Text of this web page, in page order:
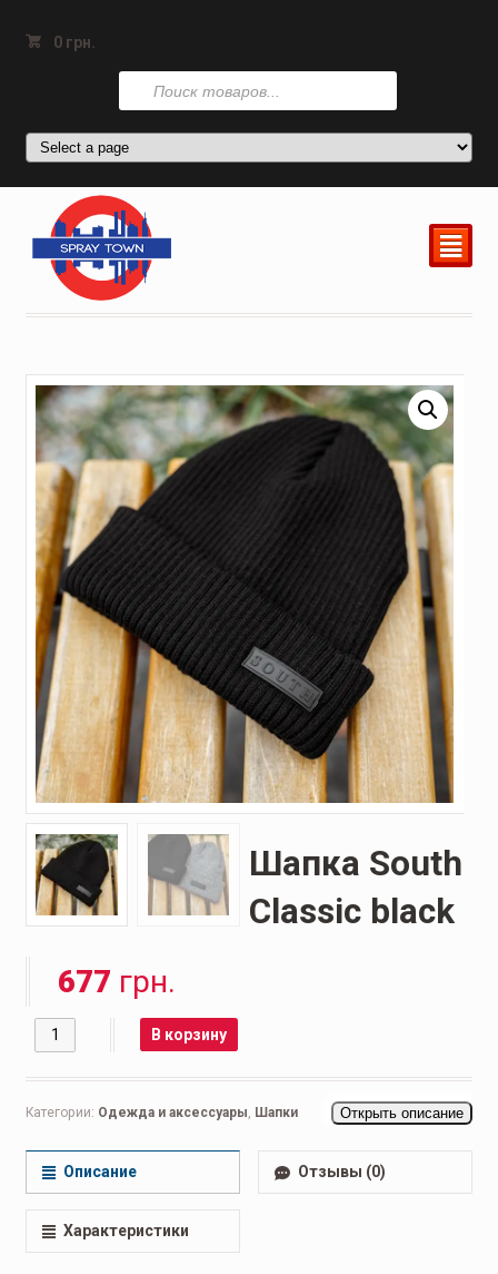
0 грн.
Поиск
товаров
²
Шапка South
Classic black
677 грн.
Количество В корзину
Категории: Одежда и аксессуары, Шапки Открыть описание
Описание Отзывы (0)
Характеристики